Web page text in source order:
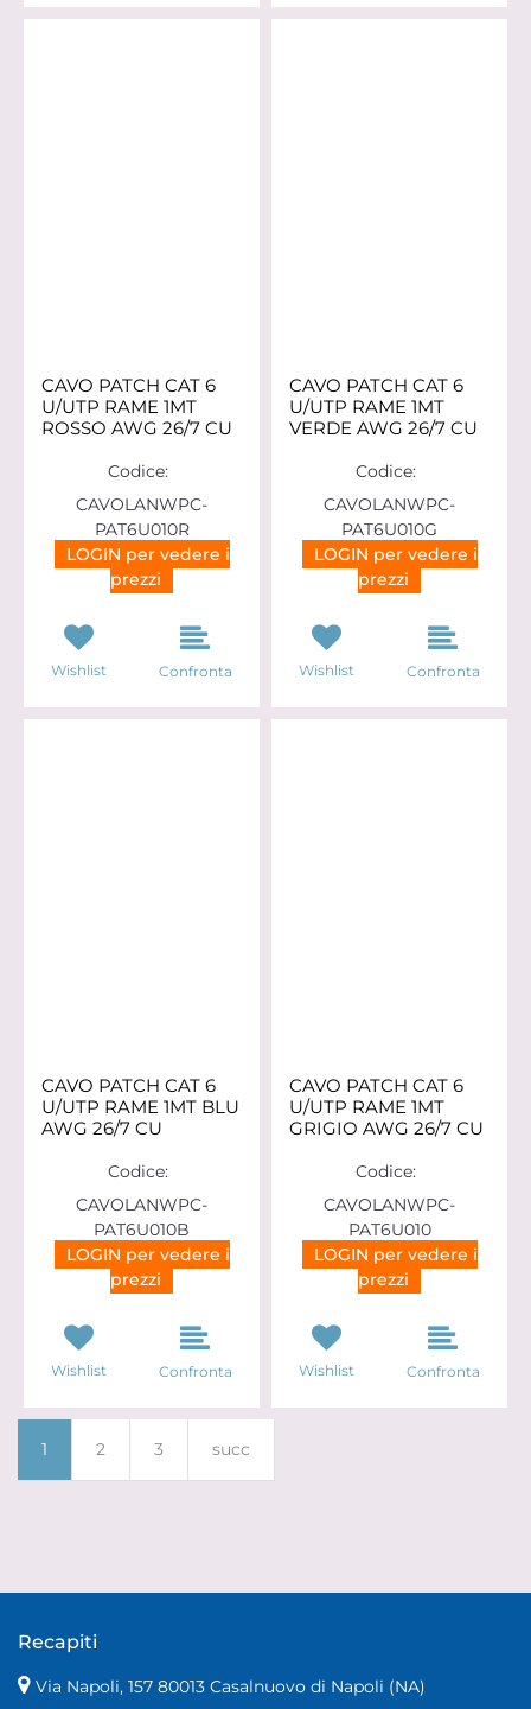
CAVO PATCH CAT 6
U/UTP RAME 1MT
ROSSO AWG 26/7 CU
Codice:
CAVOLANWPC-
PAT6U010R
LOGIN per vedere i
prezzi
Wishlist Confronta
CAVO PATCH CAT 6
U/UTP RAME 1MT
VERDE AWG 26/7 CU
Codice:
CAVOLANWPC-
PAT6U010G
LOGIN per vedere i
prezzi
Wishlist Confronta
CAVO PATCH CAT 6
U/UTP RAME 1MT BLU
AWG 26/7 CU
Codice:
CAVOLANWPC-
PAT6U010B
LOGIN per vedere i
prezzi
Wishlist Confronta
CAVO PATCH CAT 6
U/UTP RAME 1MT
GRIGIO AWG 26/7 CU
Codice:
CAVOLANWPC-
PAT6U010
LOGIN per vedere i
prezzi
Wishlist Confronta
1 2 3 succ
Recapiti
Via Napoli, 157 80013 Casalnuovo di Napoli (NA)